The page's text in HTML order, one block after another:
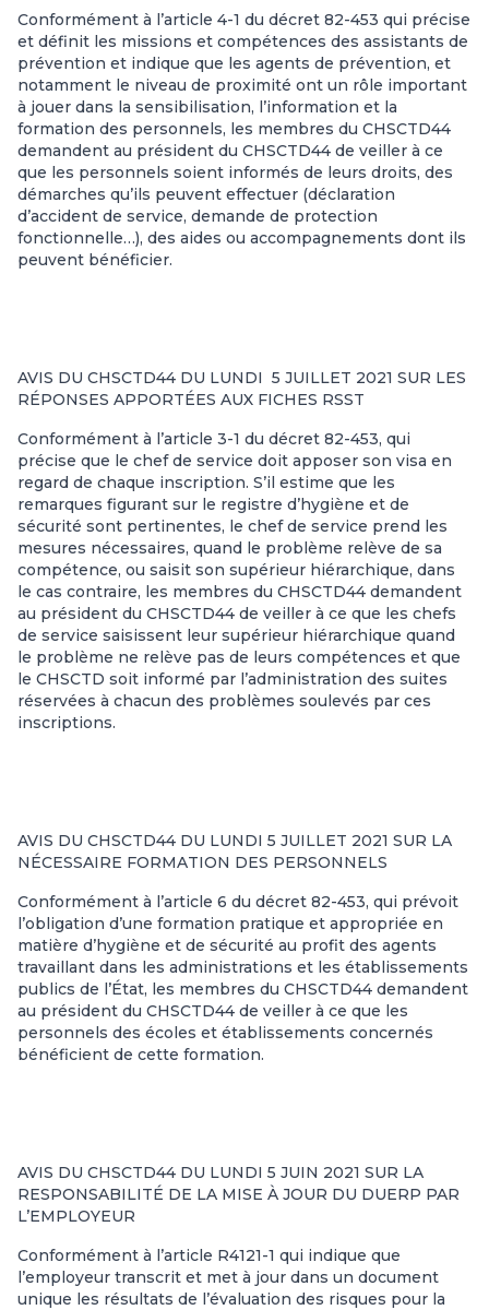
Conformément à l’article 4-1 du décret 82-453 qui précise
et définit les missions et compétences des assistants de
prévention et indique que les agents de prévention, et
notamment le niveau de proximité ont un rôle important
à jouer dans la sensibilisation, l’information et la
formation des personnels, les membres du CHSCTD44
demandent au président du CHSCTD44 de veiller à ce
que les personnels soient informés de leurs droits, des
démarches qu’ils peuvent effectuer (déclaration
d’accident de service, demande de protection
fonctionnelle…), des aides ou accompagnements dont ils
peuvent bénéficier.
AVIS DU CHSCTD44 DU LUNDI 5 JUILLET 2021 SUR LES
RÉPONSES APPORTÉES AUX FICHES RSST
Conformément à l’article 3-1 du décret 82-453, qui
précise que le chef de service doit apposer son visa en
regard de chaque inscription. S’il estime que les
remarques figurant sur le registre d’hygiène et de
sécurité sont pertinentes, le chef de service prend les
mesures nécessaires, quand le problème relève de sa
compétence, ou saisit son supérieur hiérarchique, dans
le cas contraire, les membres du CHSCTD44 demandent
au président du CHSCTD44 de veiller à ce que les chefs
de service saisissent leur supérieur hiérarchique quand
le problème ne relève pas de leurs compétences et que
le CHSCTD soit informé par l’administration des suites
réservées à chacun des problèmes soulevés par ces
inscriptions.
AVIS DU CHSCTD44 DU LUNDI 5 JUILLET 2021 SUR LA
NÉCESSAIRE FORMATION DES PERSONNELS
Conformément à l’article 6 du décret 82-453, qui prévoit
l’obligation d’une formation pratique et appropriée en
matière d’hygiène et de sécurité au profit des agents
travaillant dans les administrations et les établissements
publics de l’État, les membres du CHSCTD44 demandent
au président du CHSCTD44 de veiller à ce que les
personnels des écoles et établissements concernés
bénéficient de cette formation.
AVIS DU CHSCTD44 DU LUNDI 5 JUIN 2021 SUR LA
RESPONSABILITÉ DE LA MISE À JOUR DU DUERP PAR
L’EMPLOYEUR
Conformément à l’article R4121-1 qui indique que
l’employeur transcrit et met à jour dans un document
unique les résultats de l’évaluation des risques pour la